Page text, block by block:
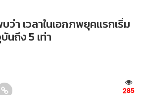
า เวลาในเอกภพยุคแรกเริ่ม
นถึง 5 เท่า
285